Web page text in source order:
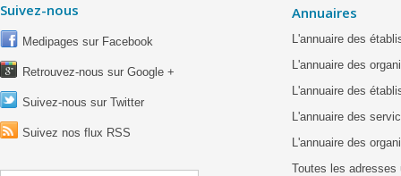
Suivez-nous
Medipages sur Facebook
Retrouvez-nous sur Google +
Suivez-nous sur Twitter
Suivez nos flux RSS
Annuaires
L'annuaire des
L'annuaire des
L'annuaire des
L'annuaire des
L'annuaire des
Toutes les adresses